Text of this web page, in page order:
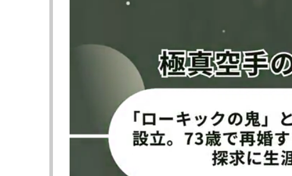
笑顔の公開練習後、前回からの立ち直りについて
感じで。結局やっぱり格闘技が好きやから、気持
気持ちが戻った感じ」と、やはり笑顔で話す。
ベルトへの意識を問われると「もちろん狙ってま
ッシャーをかけて固くなってしまう。いつも通り
ので、リラックスして挑みたい」と自然体で臨む決
■相手は柔術黒帯も「自分のことは極められない」
対するペレスは柔術黒帯で7勝中6つが一本勝ち。
字が得意なサブミッションスペシャリストで、26年